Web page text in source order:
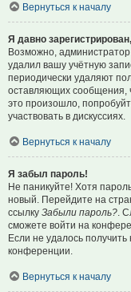
Вернуться к началу
Я давно
Возможно,
удалил вашу учётную
периодически удаляют
оставляющих сообщения,
это произошло,
участвовать в дискуссиях.
Вернуться к началу
Я забыл пароль!
Не паникуйте! Хотя
новый. Перейдите на
ссылку Забыли пароль? .
сможете войти на
Если не удалось
конференции.
Вернуться к началу